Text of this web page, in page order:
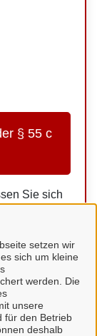
setzen wir
sich um kleine
werden. Die
unsere
für den Betrieb
deshalb
§ 55 c
Sie sich
einfach